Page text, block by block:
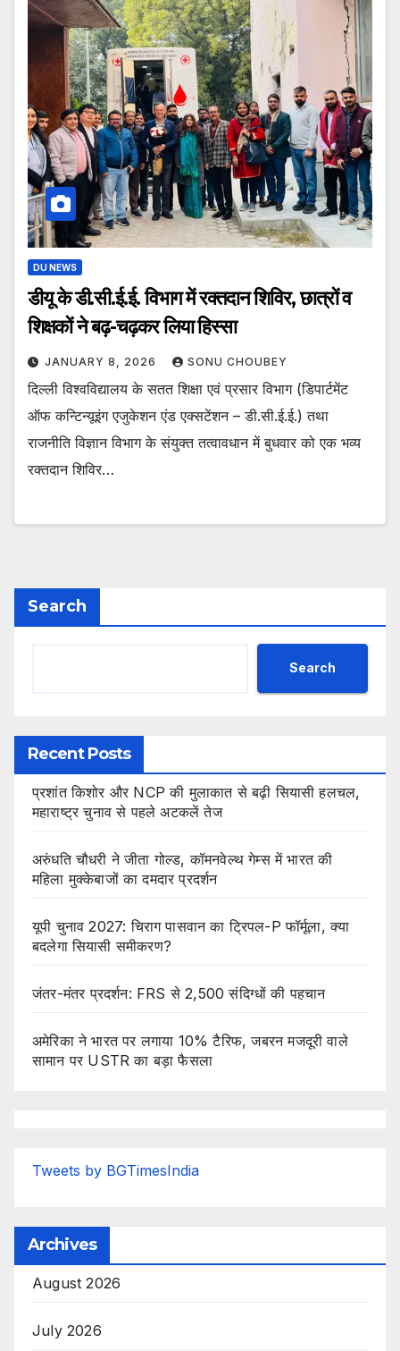
DU NEWS
डीयू के डी.सी.ई.ई. विभाग में रक्तदान शिविर, छात्रों व
शिक्षकों ने बढ़-चढ़कर लिया हिस्सा
JANUARY 8, 2026 SONU CHOUBEY
दिल्ली विश्वविद्यालय के सतत शिक्षा एवं प्रसार विभाग (डिपार्टमेंट
ऑफ कन्टिन्यूइंग एजुकेशन एंड एक्सटेंशन – डी.सी.ई.ई.) तथा
राजनीति विज्ञान विभाग के संयुक्त तत्वावधान में बुधवार को एक भव्य
रक्तदान शिविर…
Search
Search
Recent Posts
प्रशांत किशोर और NCP की मुलाकात से बढ़ी सियासी हलचल,
महाराष्ट्र चुनाव से पहले अटकलें तेज
अरुंधति चौधरी ने जीता गोल्ड, कॉमनवेल्थ गेम्स में भारत की
महिला मुक्केबाजों का दमदार प्रदर्शन
यूपी चुनाव 2027: चिराग पासवान का ट्रिपल-P फॉर्मूला, क्या
बदलेगा सियासी समीकरण?
जंतर-मंतर प्रदर्शन: FRS से 2,500 संदिग्धों की पहचान
अमेरिका ने भारत पर लगाया 10% टैरिफ, जबरन मजदूरी वाले
सामान पर USTR का बड़ा फैसला
Tweets by BGTimesIndia
Archives
August 2026
July 2026